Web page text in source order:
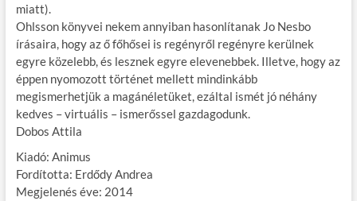
miatt).
Ohlsson könyvei nekem annyiban hasonlítanak Jo Nesbo
írásaira, hogy az ő főhősei is regényről regényre kerülnek
egyre közelebb, és lesznek egyre elevenebbek. Illetve, hogy az
éppen nyomozott történet mellett mindinkább
megismerhetjük a magánéletüket, ezáltal ismét jó néhány
kedves – virtuális – ismerőssel gazdagodunk.
Dobos Attila
Kiadó: Animus
Fordította: Erdődy Andrea
Megjelenés éve: 2014